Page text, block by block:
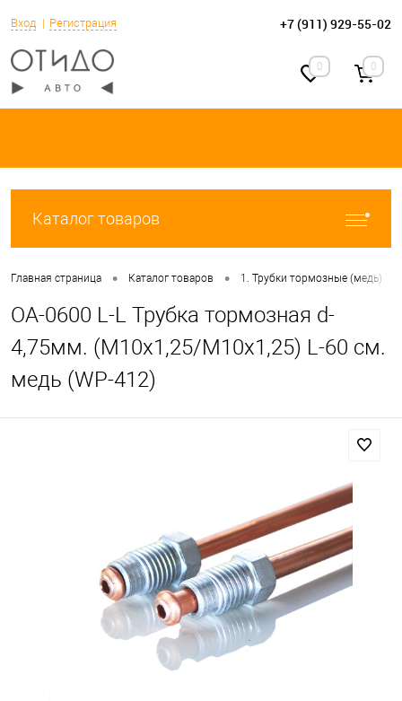
Вход Регистрация +7 (911) 929-55-02
0 0
Каталог товаров
Главная страница • Каталог товаров • 1. Трубки тормозные (медь)
OA-0600 L-L Трубка тормозная d-
4,75мм. (М10х1,25/М10х1,25) L-60 см.
медь (WP-412)